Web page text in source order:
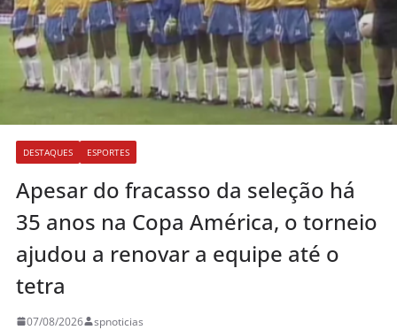
DESTAQUES ESPORTES
Apesar do fracasso da seleção há
35 anos na Copa América, o torneio
ajudou a renovar a equipe até o
tetra
07/08/2026 spnoticias